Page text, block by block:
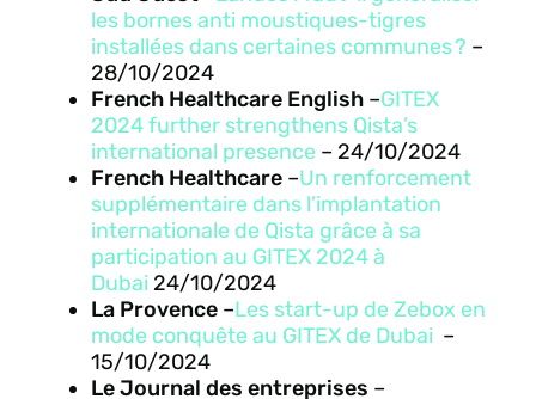
les bornes anti moustiques-tigres
installées dans certaines communes ? –
28/10/2024
French Healthcare English –GITEX
2024 further strengthens Qista’s
international presence – 24/10/2024
French Healthcare –Un renforcement
supplémentaire dans l’implantation
internationale de Qista grâce à sa
participation au GITEX 2024 à
Dubai 24/10/2024
La Provence –Les start-up de Zebox en
mode conquête au GITEX de Dubai –
15/10/2024
Le Journal des entreprises –